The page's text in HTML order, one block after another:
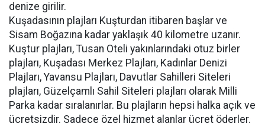
denize girilir.
Kuşadasının plajları Kuşturdan itibaren başlar ve
Sisam Boğazına kadar yaklaşık 40 kilometre uzanır.
Kuştur plajları, Tusan Oteli yakınlarındaki otuz birler
plajları, Kuşadası Merkez Plajları, Kadınlar Denizi
Plajları, Yavansu Plajları, Davutlar Sahilleri Siteleri
plajları, Güzelçamlı Sahil Siteleri plajları olarak Milli
Parka kadar sıralanırlar. Bu plajların hepsi halka açık ve
ücretsizdir. Sadece özel hizmet alanlar ücret öderler.